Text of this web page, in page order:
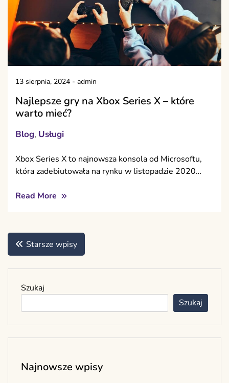
13 sierpnia, 2024 - admin
Najlepsze gry na Xbox Series X – które
warto mieć?
Blog, Usługi
Xbox Series X to najnowsza konsola od Microsoftu,
która zadebiutowała na rynku w listopadzie 2020…
Read More
Nawigacja
po
wpisach
Starsze wpisy
Szukaj
Szukaj
Najnowsze wpisy